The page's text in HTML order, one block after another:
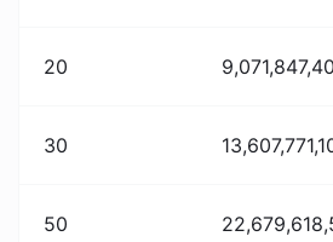
20
30
50